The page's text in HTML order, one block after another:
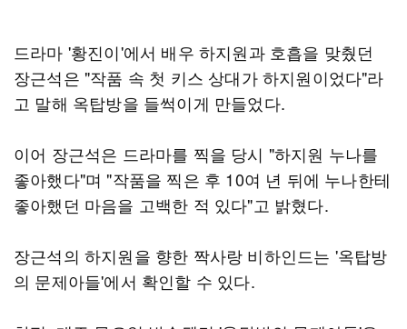
드라마 '황진이'에서 배우 하지원과 호흡을 맞췄던
장근석은 "작품 속 첫 키스 상대가 하지원이었다"라
고 말해 옥탑방을 들썩이게 만들었다.
이어 장근석은 드라마를 찍을 당시 "하지원 누나를
좋아했다"며 "작품을 찍은 후 10여 년 뒤에 누나한테
좋아했던 마음을 고백한 적 있다"고 밝혔다.
장근석의 하지원을 향한 짝사랑 비하인드는 '옥탑방
의 문제아들'에서 확인할 수 있다.